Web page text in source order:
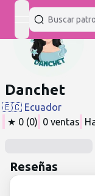
open navigation
Danchet
🇪🇨 Ecuador
★ 0 (0) 0 ventas
Reseñas